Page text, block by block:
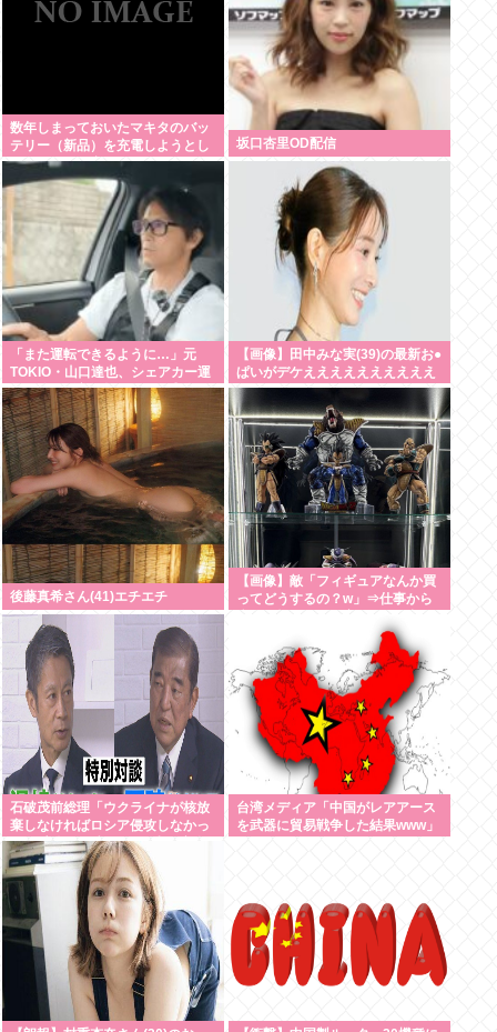
数年しまっておいたマキタのバッ
テリー（新品）を充電しようとし
たらエラーで充電できないんだ
が！復活させる方法教えろ
坂口杏里OD配信
「また運転できるように…」元
TOKIO・山口達也、シェアカー運
転&ギター演奏姿にファン感動
【画像】田中みな実(39)の最新お●
ぱいがデケええええええええええ
後藤真希さん(41)エチエチ
【画像】敵「フィギュアなんか買
ってどうするの？w」⇒仕事から
あったら疲れが吹き飛ぶだろ？
石破茂前総理「ウクライナが核放
棄しなければロシア侵攻しなかっ
た」 広島から考える”平和と安全
保障”
台湾メディア「中国がレアアース
を武器に貿易戦争した結果www」